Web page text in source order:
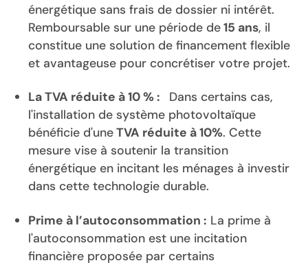
énergétique sans frais de dossier ni intérêt.
Remboursable sur une période de15 ans, il
constitue une solution de financement flexible
et avantageuse pour concrétiser votre projet.
La TVA réduite à 10 % :
Dans certains cas,
l'installation de système photovoltaïque
bénéficie d'uneTVA réduite à 10%. Cette
mesure vise à soutenir la transition
énergétique en incitant les ménages à investir
dans cette technologie durable.
Prime à l’autoconsommation : La prime à
l'autoconsommation est une incitation
financière proposée par certains